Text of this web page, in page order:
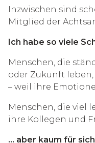
Inzwischen sind
Mitglied der
Ich habe so viele
Menschen, die
oder Zukunft
– weil ihre
Menschen, die viel
ihre Kollegen und
… aber kaum für